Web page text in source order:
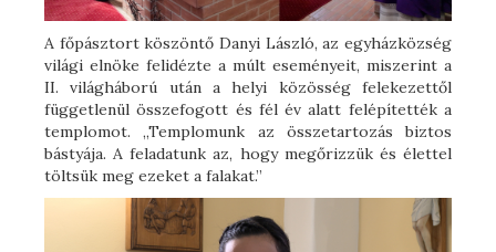
A főpásztort köszöntő Danyi László, az egyházközség
világi elnöke felidézte a múlt eseményeit, miszerint a
II. világháború után a helyi közösség felekezettől
függetlenül összefogott és fél év alatt felépítették a
templomot. „Templomunk az összetartozás biztos
bástyája. A feladatunk az, hogy megőrizzük és élettel
töltsük meg ezeket a falakat.”